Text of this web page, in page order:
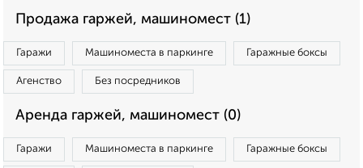
Продажа гаржей, машиномест (1)
Гаражи Машиноместа в паркинге Гаражные боксы
Агенство Без посредников
Аренда гаржей, машиномест (0)
Гаражи Машиноместа в паркинге Гаражные боксы